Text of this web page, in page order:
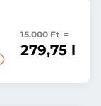
15.000 Ft =
279,75 l